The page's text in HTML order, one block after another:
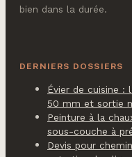
bien dans la durée.
DERNIERS DOSSIERS
Évier de cuisine :
50 mm et sortie
Peinture à la
sous-couche à
Devis pour